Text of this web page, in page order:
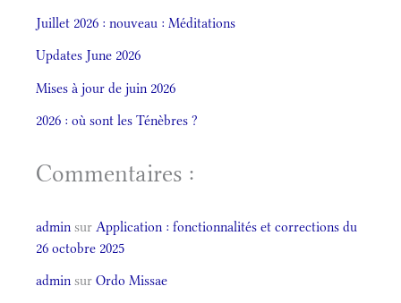
Juillet 2026 : nouveau : Méditations
Updates June 2026
Mises à jour de juin 2026
2026 : où sont les Ténèbres ?
Commentaires :
admin sur Application : fonctionnalités et corrections du
26 octobre 2025
admin sur Ordo Missae